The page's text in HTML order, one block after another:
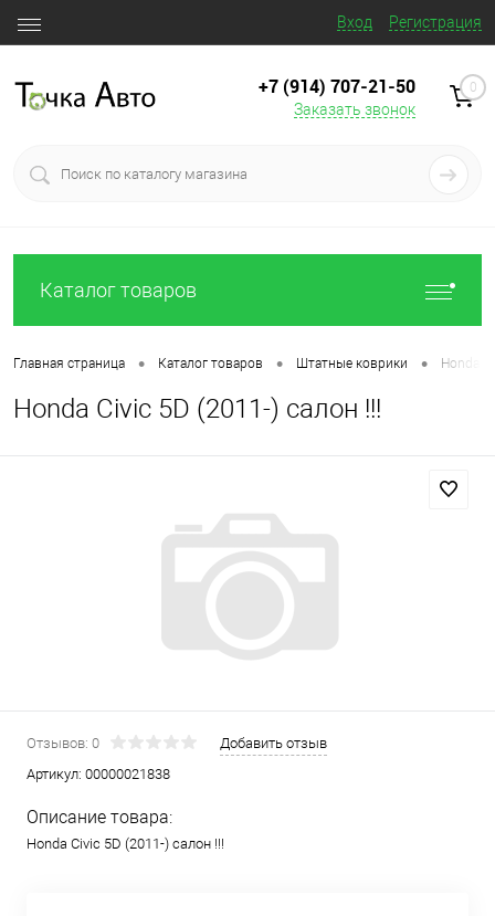
Вход Регистрация
+7 (914) 707‒21‒50
Заказать звонок
0
Каталог товаров
Главная страница • Каталог товаров • Штатные коврики • Honda
Honda Civic 5D (2011-) салон !!!
Отзывов: 0
Добавить отзыв
Артикул: 00000021838
Описание товара:
Honda Civic 5D (2011-) салон !!!